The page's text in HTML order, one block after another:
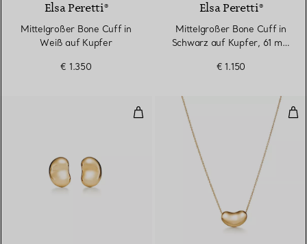
Elsa Peretti®
Mittelgroßer Bone Cuff in
Weiß auf Kupfer
€ 1.350
Elsa Peretti®
Mittelgroßer Bone Cuff in
Schwarz auf Kupfer, 61 mm
€ 1.150
Bean Design Ohrringe in
2 Materialien